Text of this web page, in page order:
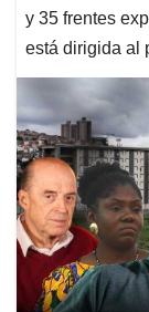
y 35 frentes
está dirigida al